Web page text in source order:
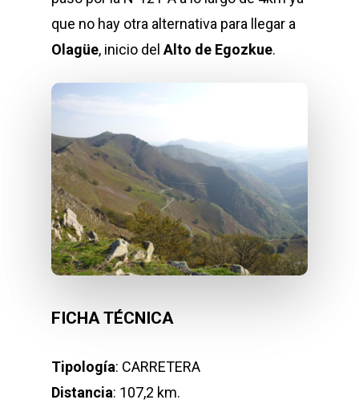
que no hay otra alternativa para llegar a
Olagüe, inicio del Alto de Egozkue.
FICHA TÉCNICA
Tipología: CARRETERA
Distancia: 107,2 km.